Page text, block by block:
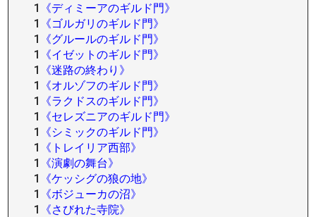
1
《ディミーアのギルド門》
1
《ゴルガリのギルド門》
1
《グルールのギルド門》
1
《イゼットのギルド門》
1
《迷路の終わり》
1
《オルゾフのギルド門》
1
《ラクドスのギルド門》
1
《セレズニアのギルド門》
1
《シミックのギルド門》
1
《トレイリア西部》
1
《演劇の舞台》
1
《ケッシグの狼の地》
1
《ボジューカの沼》
1
《さびれた寺院》